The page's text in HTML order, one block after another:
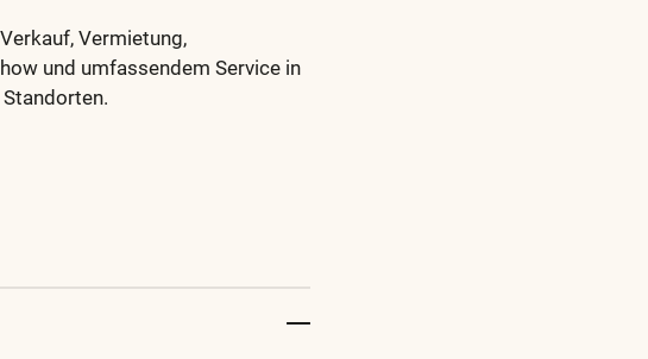
Vermietung,
und umfassendem Service in